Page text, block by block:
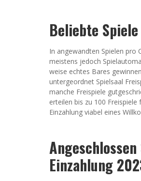
Beliebte
In angewandten Spielen pro
meistens jedoch
weise echtes Bares
untergeordnet Spielsaal
manche Freispiele
erteilen bis zu 100
Einzahlung viabel eines
Einzahlung